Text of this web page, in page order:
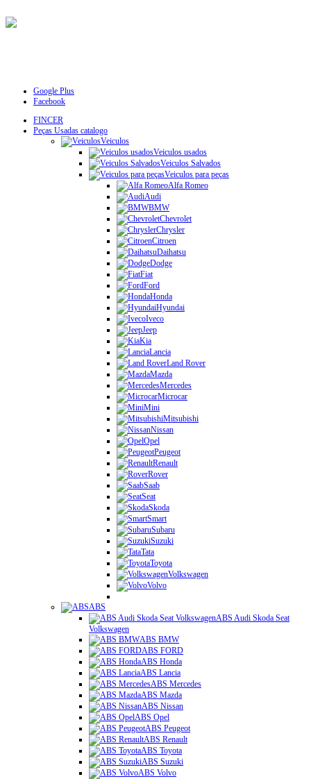
Google Plus
Facebook
FINCER
Peças Usadas catalogo
Veiculos
Veiculos usados
Veiculos Salvados
Veiculos para peças
Alfa Romeo
Audi
BMW
Chevrolet
Chrysler
Citroen
Daihatsu
Dodge
Fiat
Ford
Honda
Hyundai
Iveco
Jeep
Kia
Lancia
Land Rover
Mazda
Mercedes
Microcar
Mini
Mitsubishi
Nissan
Opel
Peugeot
Renault
Rover
Saab
Seat
Skoda
Smart
Subaru
Suzuki
Tata
Toyota
Volkswagen
Volvo
ABS
ABS Audi Skoda Seat
Volkswagen
ABS BMW
ABS FORD
ABS Honda
ABS Lancia
ABS Mercedes
ABS Mazda
ABS Nissan
ABS Opel
ABS Peugeot
ABS Renault
ABS Toyota
ABS Suzuki
ABS Volvo